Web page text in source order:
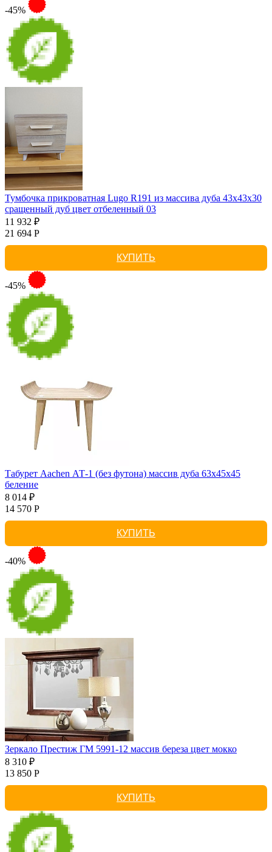
-45%
Тумбочка прикроватная Lugo R191 из массива дуба 43х43х30
сращенный дуб цвет отбеленный 03
11 932 ₽
21 694 Р
КУПИТЬ
-45%
Табурет Aachen АТ-1 (без футона) массив дуба 63х45х45
беление
8 014 ₽
14 570 Р
КУПИТЬ
-40%
Зеркало Престиж ГМ 5991-12 массив береза цвет мокко
8 310 ₽
13 850 Р
КУПИТЬ